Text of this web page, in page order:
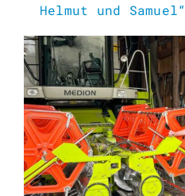
Helmut und Samuel“